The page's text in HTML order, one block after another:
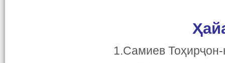
1.Самиев Тоҳирҷон-